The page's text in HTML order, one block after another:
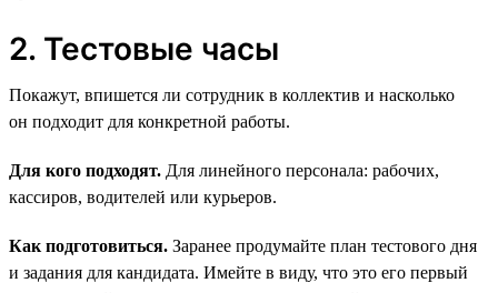
2. Тестовые часы
Покажут, впишется ли сотрудник в коллектив и насколько
он подходит для конкретной работы.
Для кого подходят. Для линейного персонала: рабочих,
кассиров, водителей или курьеров.
Как подготовиться. Заранее продумайте план тестового дня
и задания для кандидата. Имейте в виду, что это его первый